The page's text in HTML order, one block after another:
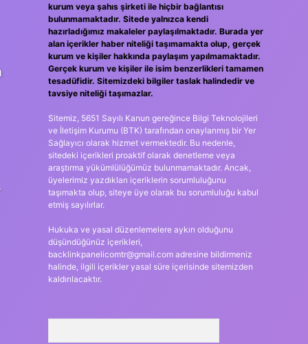
kurum veya şahıs şirketi ile hiçbir bağlantısı
bulunmamaktadır. Sitede yalnızca kendi
hazırladığımız makaleler paylaşılmaktadır. Burada yer
alan içerikler haber niteliği taşımamakta olup, gerçek
kurum ve kişiler hakkında paylaşım yapılmamaktadır.
Gerçek kurum ve kişiler ile isim benzerlikleri tamamen
tesadüfidir. Sitemizdeki bilgiler taslak halindedir ve
tavsiye niteliği taşımazlar.
Sitemiz, 5651 Sayılı Kanun gereğince Bilgi Teknolojileri
ve İletişim Kurumu (BTK) tarafından onaylanmış bir Yer
Sağlayıcı olarak hizmet vermektedir. Bu nedenle,
sitedeki içerikleri proaktif olarak denetleme veya
araştırma yükümlülüğümüz bulunmamaktadır. Ancak,
üyelerimiz yazdıkları içeriklerin sorumluluğunu
taşımakta olup, siteye üye olarak bu sorumluluğu kabul
etmiş sayılırlar.
Hukuka ve yasal düzenlemelere aykırı olduğunu
düşündüğünüz içerikleri,
backlinkpanelicomtr@gmail.comadresine bildirmeniz
halinde, ilgili içerikler yasal süre içerisinde sitemizden
kaldırılacaktır.